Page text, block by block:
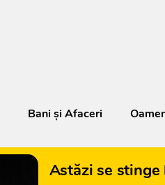
Bani și Afaceri
Astăzi se